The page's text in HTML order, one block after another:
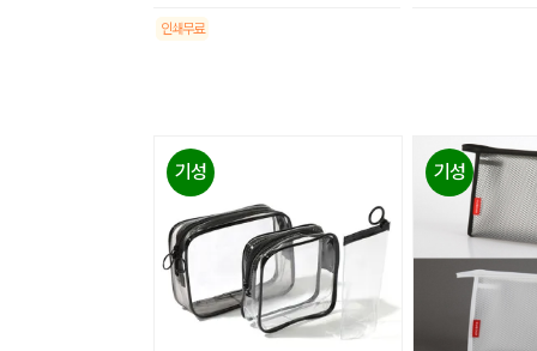
인쇄무료
기성 기성